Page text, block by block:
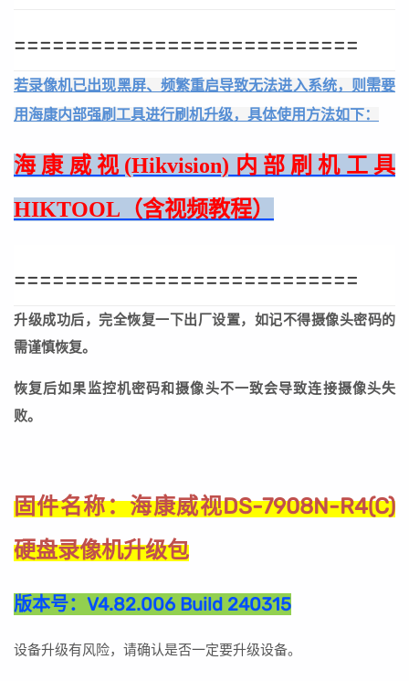
===========================
若录像机已出现黑屏、频繁重启导致无法进入系统，则需要
用海康内部强刷工具进行刷机升级，具体使用方法如下：
海康威视(Hikvision)内部刷机工具
HIKTOOL（含视频教程）
===========================
升级成功后，完全恢复一下出厂设置，如记不得摄像头密码的
需谨慎恢复。
恢复后如果监控机密码和摄像头不一致会导致连接摄像头失
败。
固件名称：海康威视DS-7908N-R4(C)
硬盘录像机升级包
版本号： V4.82.006 Build 240315
设备升级有风险，请确认是否一定要升级设备。